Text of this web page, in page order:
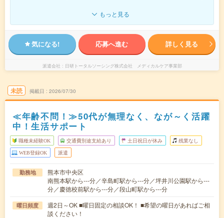
もっと見る
気になる! 応募へ進む 詳しく見る
派遣会社 日研トータルソーシング株式会社 メディカルケア事業部
未読 掲載日 2026/07/30
≪年齢不問！≫50代が無理なく、なが～く活躍
中！生活サポート
職種未経験OK 交通費別途支給あり 土日祝日が休み 残業なし
WEB登録OK 派遣
勤務地
熊本市中央区
南熊本駅から---分／辛島町駅から---分／坪井川公園駅から---
分／慶徳校前駅から---分／段山町駅から---分
曜日頻度
週2日～OK ■曜日固定の相談OK！ ■希望の曜日があればご相
談ください！